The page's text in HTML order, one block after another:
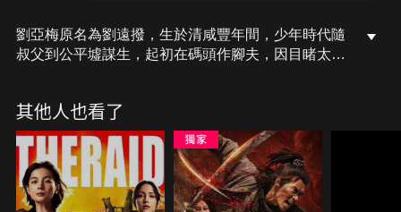
劉亞梅原名為劉遠撥，生於清咸豐年間，少年時代隨
叔父到公平墟謀生，起初在碼頭作腳夫，因目睹太多
藝態度成為「朱家教」代表人物，最終躋身20世紀
2、30年代南拳三大首領之列。一代宗師劉亞梅為完
成師父遺願，打擊鴉片、匡扶正義，踏上了英雄崛起
之路……
其他人也看了